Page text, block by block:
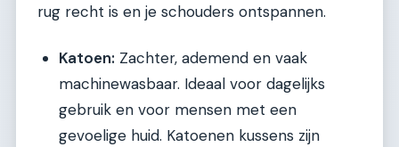
rug recht is en je schouders ontspannen.
Katoen: Zachter, ademend en vaak
machinewasbaar. Ideaal voor dagelijks
gebruik en voor mensen met een
gevoelige huid. Katoenen kussens zijn